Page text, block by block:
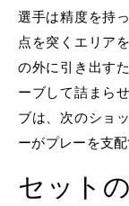
選手は精度を持
点を突くエリア
の外に引き出す
ーブして詰まら
ブは、次のショ
ーがプレーを支
セット